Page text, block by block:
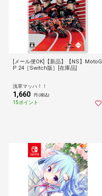
[メール便OK]【新品】【NS】MotoG
P 24［Switch版］[在庫品]
浅草マッハ！！
1,660 円 (税込)
15ポイント